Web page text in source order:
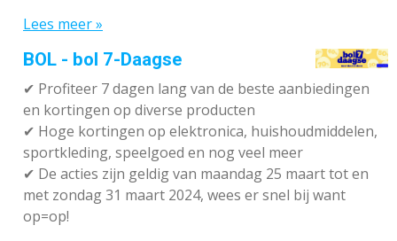
Lees meer »
BOL - bol 7-Daagse
✔ Profiteer 7 dagen lang van de beste aanbiedingen
en kortingen op diverse producten
✔ Hoge kortingen op elektronica, huishoudmiddelen,
sportkleding, speelgoed en nog veel meer
✔ De acties zijn geldig van maandag 25 maart tot en
met zondag 31 maart 2024, wees er snel bij want
op=op!